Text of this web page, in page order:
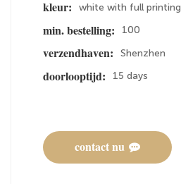
kleur:
white with full printing
min. bestelling:
100
verzendhaven:
Shenzhen
doorlooptijd:
15 days
contact nu